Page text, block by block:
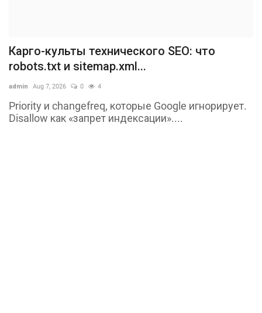
Карго-культы технического SEO: что
robots.txt и sitemap.xml...
admin Aug 7, 2026 0 4
Priority и changefreq, которые Google игнорирует.
Disallow как «запрет индексации»....